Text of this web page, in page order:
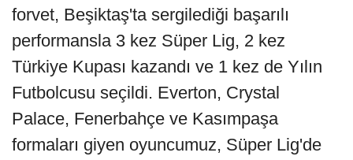
forvet, Beşiktaş'ta sergilediği başarılı
performansla 3 kez Süper Lig, 2 kez
Türkiye Kupası kazandı ve 1 kez de Yılın
Futbolcusu seçildi. Everton, Crystal
Palace, Fenerbahçe ve Kasımpaşa
formaları giyen oyuncumuz, Süper Lig'de